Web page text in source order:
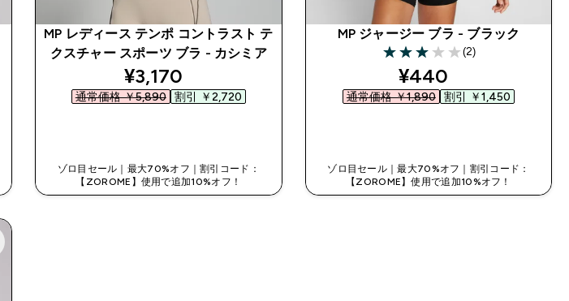
MP レディース テンポ コントラスト テ
クスチャー スポーツ ブラ - カシミア
discounted price
¥3,170‎
通常価格 ￥5,890‎ 割引 ￥2,720‎
ゾロ目セール｜最大70%オフ｜割引コード：
【ZOROME】使用で追加10%オフ！
MP ジャージー ブラ - ブラック
3 out of 5 stars
(2)
discounted price
¥440‎
通常価格 ￥1,890‎ 割引 ￥1,450‎
ゾロ目セール｜最大70%オフ｜割引コード：
【ZOROME】使用で追加10%オフ！